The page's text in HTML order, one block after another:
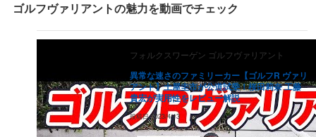
（ 235.1万円）
235.6万円） 188.5万円 120.6万円 77.2万円 49.4万円
万円 120.6 万円 77.2 万円 49.4 万円
2015年式
235.6万円） 188.5万円 120.6万円 77.2万円 49.4万円
2014年式
357.9万円） 286.3万円 183.2万円 117.3万円 75.1万円 48
ゴルフヴァリアントの魅力を動画でチェック
フォルクスワーゲン ゴルフヴァリアント
異常な速さのファミリーカー【ゴルフR ヴァリ
アント】土屋圭市が公道試乗！桜田莉奈 工藤
貴宏が実用性をレビュー解説
投稿日2023/4/13